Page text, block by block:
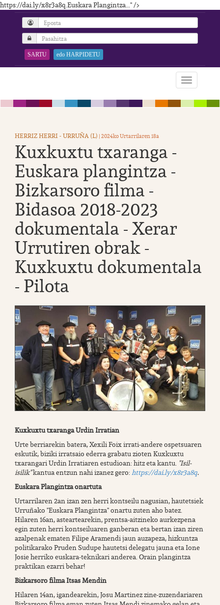
https://dai.ly/x8r3a8q.Euskara Plangintza..." />
SARTU edo HARPIDETU
HERRIZ HERRI - URRUÑA (L) | 2024ko Urtarrilaren 18a
Kuxkuxtu txaranga -
Euskara plangintza -
Bizkarsoro filma -
Bidasoa 2018-2023
dokumentala - Xerar
Urrutiren obrak -
Kuxkuxtu dokumentala
- Pilota
Kuxkuxtu txaranga Urdin Irratian
Urte berriarekin batera, Xexili Foix irrati-andere ospetsuaren
eskutik, biziki irratsaio ederra grabatu zioten Kuxkuxtu
txarangari Urdin Irratiaren estudioan: hitz eta kantu. "Isil-
isilik"kantua entzun nahi izanez gero: https://dai.ly/x8r3a8q.
Euskara Plangintza onartuta
Urtarrilaren 2an izan zen herri kontseilu nagusian, hautetsiek
Urruñako "Euskara Plangintza" onartu zuten aho batez.
Hilaren 16an, asteartearekin, prentsa-aitzineko aurkezpena
egin zuten herri kontseiluaren ganberan eta bertan izan ziren
azalpenak ematen Filipe Aramendi jaun auzapeza, hizkuntza
politikarako Pruden Sudupe hautetsi delegatu jauna eta Ione
Josie herriko euskara-teknikari anderea. Orain plangintza
praktikan ezarri behar!
Bizkarsoro filma Itsas Mendin
Hilaren 14an, igandearekin, Josu Martinez zine-zuzendariaren